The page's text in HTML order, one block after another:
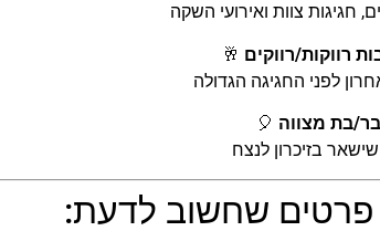
חגיגות צוות ואירועי השקה
רווקות/רווקים 🥂
לפני החגיגה הגדולה
בר/בת מצווה 🎈
שישאר בזיכרון לנצח
פרטים שחשוב לדעת: